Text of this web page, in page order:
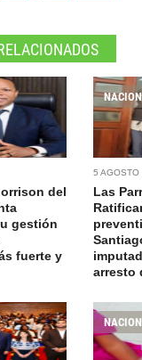
del
gestión
fuerte y
5 AGOSTO
Las
arresto